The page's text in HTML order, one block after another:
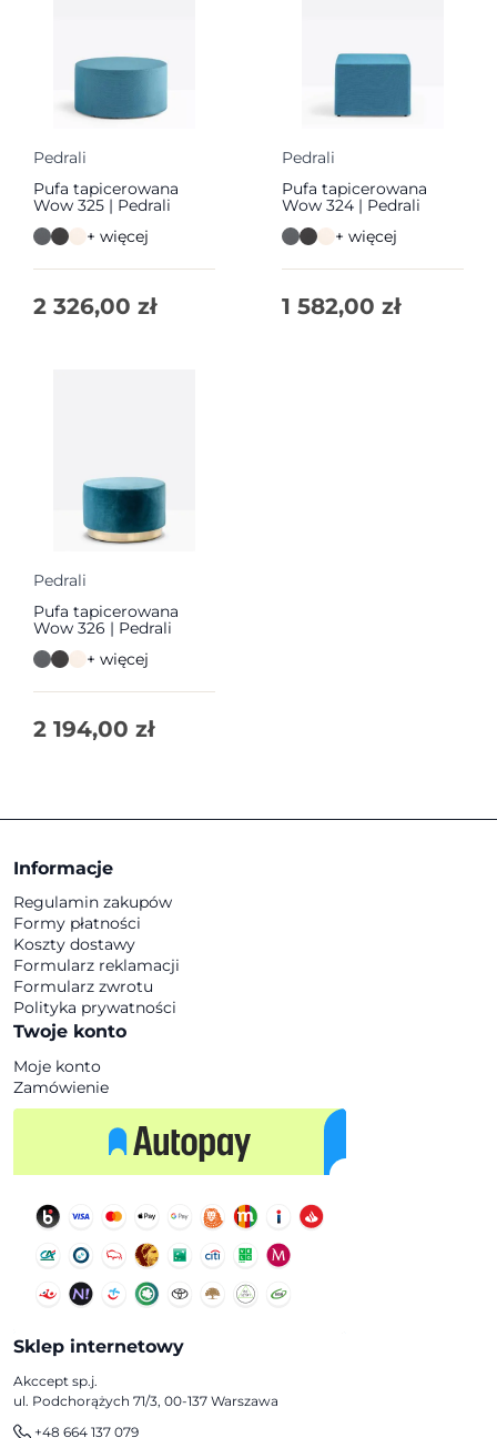
Pedrali
Pufa tapicerowana
Wow 325 | Pedrali
+ więcej
2 326,00 zł
Pedrali
Pufa tapicerowana
Wow 324 | Pedrali
+ więcej
1 582,00 zł
Pedrali
Pufa tapicerowana
Wow 326 | Pedrali
+ więcej
2 194,00 zł
Informacje
Regulamin zakupów
Formy płatności
Koszty dostawy
Formularz reklamacji
Formularz zwrotu
Polityka prywatności
Twoje konto
Moje konto
Zamówienie
Sklep internetowy
Akccept sp.j.
ul. Podchorążych 71/3, 00-137 Warszawa
+48 664 137 079